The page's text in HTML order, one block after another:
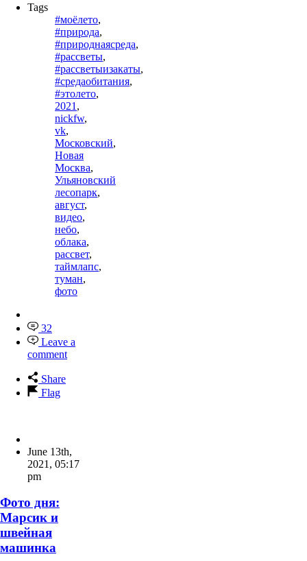
Tags
#моёлето,
#природа,
#природнаясреда,
#рассветы,
#рассветыизакаты,
#средаобитания,
#этолето,
2021 ,
nickfw,
vk,
Московский,
Новая
Москва,
Ульяновский
лесопарк,
август,
видео,
небо,
облака,
рассвет,
таймлапс,
туман,
фото
32
Leave a
comment
Share
Flag
June 13th,
2021 , 05:17
pm
Фото дня:
Марсик и
швейная
машинка